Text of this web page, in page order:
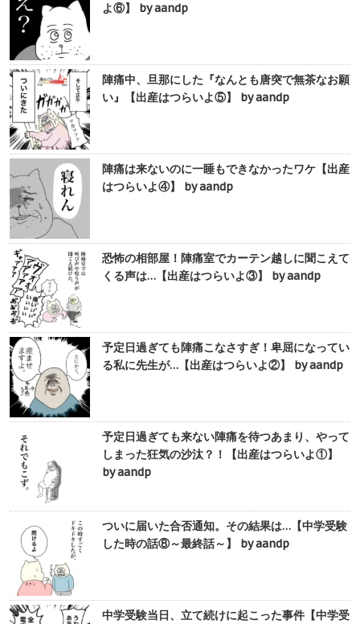
よ⑥】 by aandp
陣痛中、旦那にした『なんとも唐突で無茶なお願
い』【出産はつらいよ⑤】 by aandp
陣痛は来ないのに一睡もできなかったワケ【出産
はつらいよ④】 by aandp
恐怖の相部屋！陣痛室でカーテン越しに聞こえて
くる声は…【出産はつらいよ③】 by aandp
予定日過ぎても陣痛こなさすぎ！卑屈になってい
る私に先生が…【出産はつらいよ②】 by aandp
予定日過ぎても来ない陣痛を待つあまり、やって
しまった狂気の沙汰？！【出産はつらいよ①】
by aandp
ついに届いた合否通知。その結果は…【中学受験
した時の話⑧～最終話～】 by aandp
中学受験当日、立て続けに起こった事件【中学受